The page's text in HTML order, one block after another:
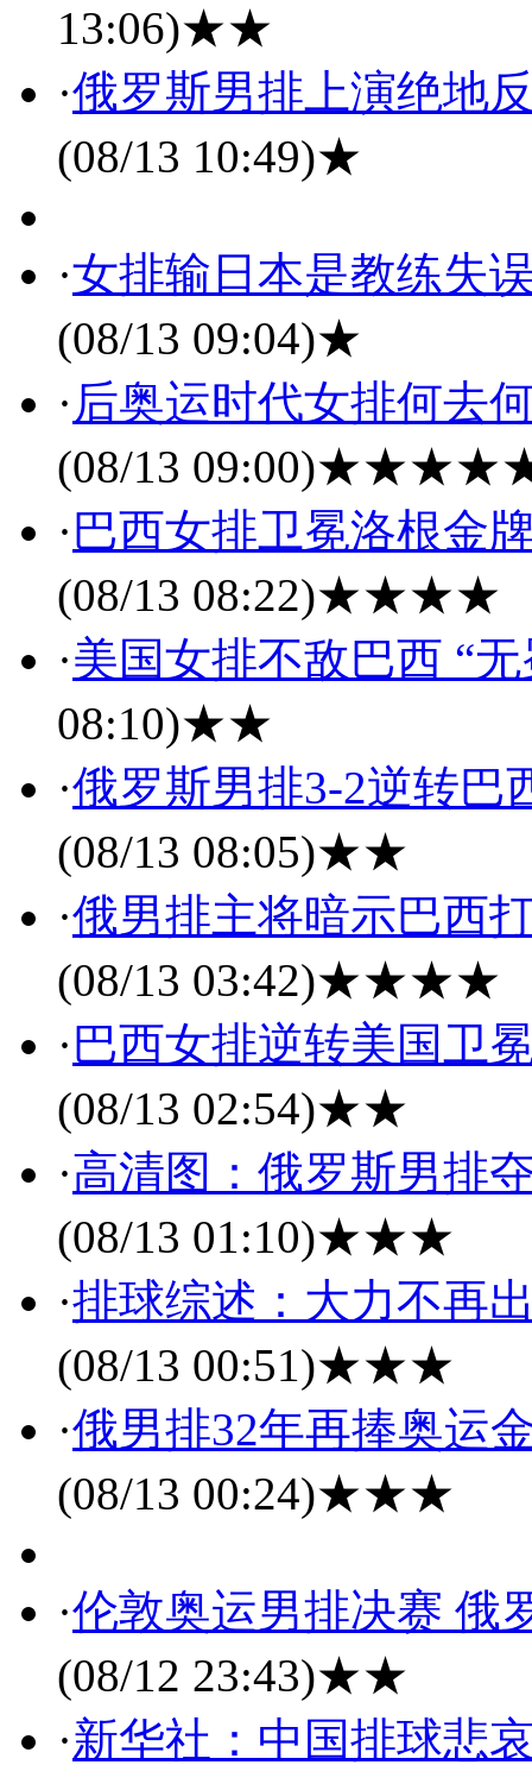
13:06)★★
·俄罗斯男排上演绝地
(08/13 10:49)★
·女排输日本是教练失
(08/13 09:04)★
· 后奥运时代女排何去
(08/13 09:00)
·巴西女排卫冕洛根金
(08/13 08:22)★★★★
·美国女排不敌巴西 “
08:10)★★
·俄罗斯男排3-2逆转巴
(08/13 08:05)★★
·俄男排主将暗示巴西
(08/13 03:42)★★★★
·巴西女排逆转美国卫
(08/13 02:54)★★
·高清图：俄罗斯男排
(08/13 01:10)★★★
·排球综述：大力不再
(08/13 00:51)★★★
·俄男排32年再捧奥运
(08/13 00:24)★★★
·伦敦奥运男排决赛 俄
(08/12 23:43)★★
·新华社：中国排球悲